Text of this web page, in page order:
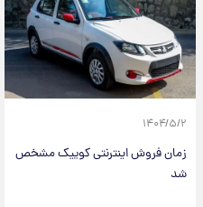
۱۴۰۴/۵/۲
زمان فروش اینترنتی کوییک مشخص
شد